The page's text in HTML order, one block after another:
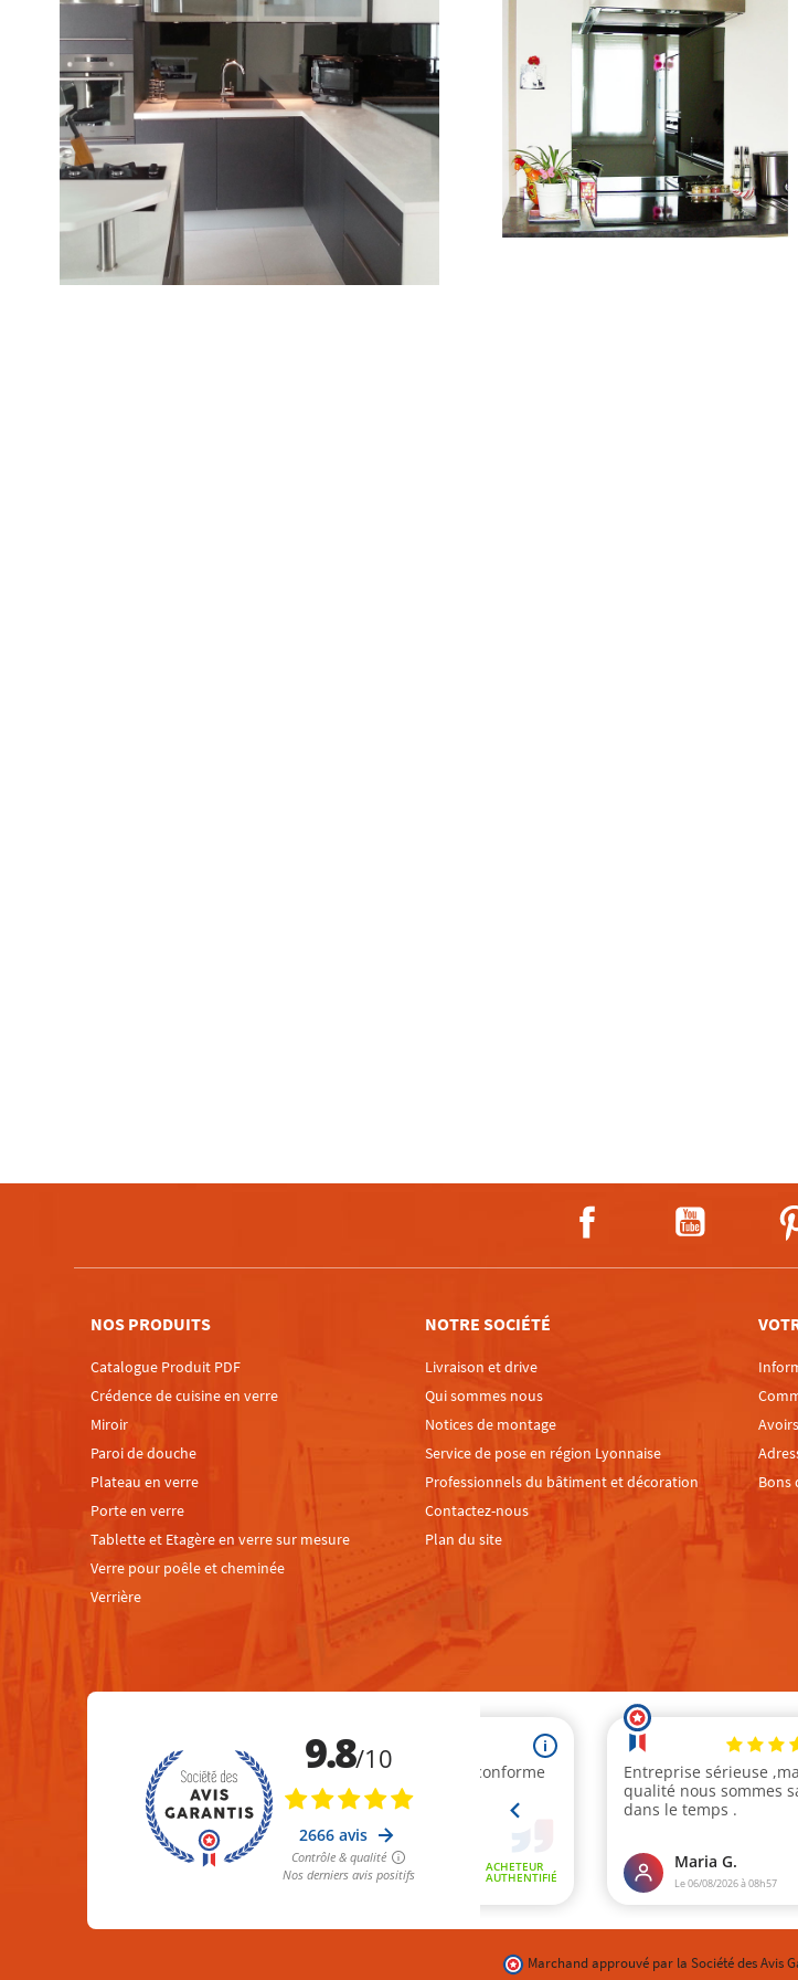
Facebook
NOS PRODUITS
Catalogue Produit PDF
Crédence de cuisine en verre
Miroir
Paroi de douche
Plateau en verre
Porte en verre
Tablette et Etagère en verre sur mesure
Verre pour poêle et cheminée
Verrière
NOTRE SOCIÉTÉ
Livraison et drive
Qui sommes nous
Notices de montage
Service de pose en région Lyonnaise
Professionnels du bâtiment et décoration
Contactez-nous
Plan du site
Avoirs
Bons
Marchand approuvé par la Société des Avis